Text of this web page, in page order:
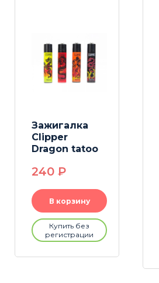
Зажигалка
Clipper
Dragon tatoo
240 P
В корзину
Купить без
регистрации